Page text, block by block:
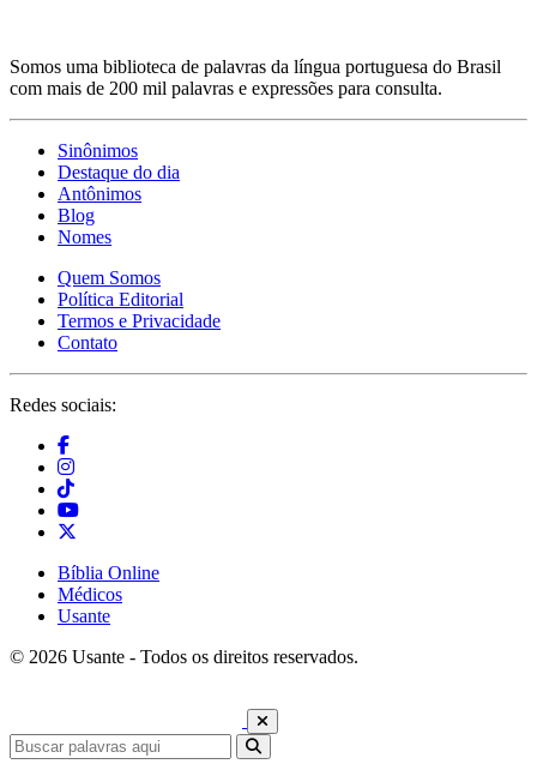
Somos uma biblioteca de palavras da língua portuguesa do Brasil
com mais de 200 mil palavras e expressões para consulta.
Sinônimos
Destaque do dia
Antônimos
Blog
Nomes
Quem Somos
Política Editorial
Termos e Privacidade
Contato
Redes sociais:
Bíblia Online
Médicos
Usante
© 2026 Usante - Todos os direitos reservados.